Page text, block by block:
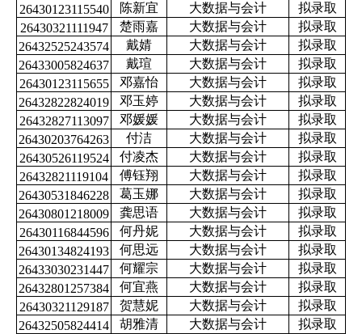
26430123115540
陈新宜 大数据与会计
拟录取
26430321111947
楚雨嘉 大数据与会计
拟录取
26432525243574
戴婧 大数据与会计
拟录取
26433005824637
戴瑄 大数据与会计
拟录取
26430123115655
邓嘉怡 大数据与会计
拟录取
26432822824019
邓玉婷 大数据与会计
拟录取
26432827113097
邓媛媛 大数据与会计
拟录取
26430203764263
付洁 大数据与会计
拟录取
26430526119524
付凌杰 大数据与会计
拟录取
26432821119104
傅钰翔 大数据与会计
拟录取
26430531846228
葛玉娜 大数据与会计
拟录取
26430801218009
龚思语 大数据与会计
拟录取
26430116844596
何丹妮 大数据与会计
拟录取
26430134824193
何思远 大数据与会计
拟录取
26433030231447
何耀宗 大数据与会计
拟录取
26432801257384
何宜燕 大数据与会计
拟录取
26430321129187
贺慧妮 大数据与会计
拟录取
26432505824414
胡雅清 大数据与会计
拟录取